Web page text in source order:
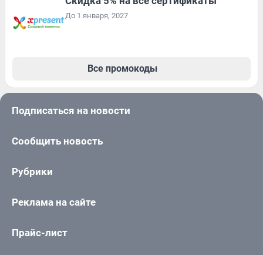
До 1 января, 2027
Все промокоды
Подписаться на новости
Сообщить новость
Рубрики
Реклама на сайте
Прайс-лист